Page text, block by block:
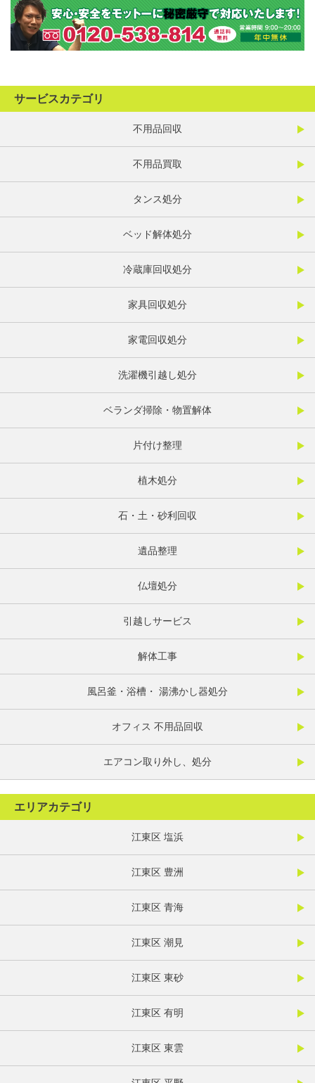
サービスカテゴリ
不用品回収
不用品買取
タンス処分
ベッド解体処分
冷蔵庫回収処分
家具回収処分
家電回収処分
洗濯機引越し処分
ベランダ掃除・物置解体
片付け整理
植木処分
石・土・砂利回収
遺品整理
仏壇処分
引越しサービス
解体工事
風呂釜・浴槽・ 湯沸かし器処分
オフィス 不用品回収
エアコン取り外し、処分
エリアカテゴリ
江東区 塩浜
江東区 豊洲
江東区 青海
江東区 潮見
江東区 東砂
江東区 有明
江東区 東雲